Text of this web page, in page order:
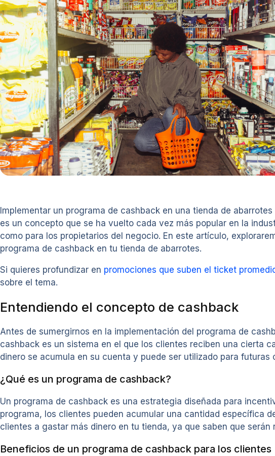
Implementar un programa de cashback en una tienda de
es un concepto que se ha vuelto cada vez más popular en la
como para los propietarios del negocio. En este artículo,
programa de cashback en tu tienda de abarrotes.
Si quieres profundizar en promociones que suben el ticket
sobre el tema.
Entendiendo el concepto de cashback
Antes de sumergirnos en la implementación del programa de
cashback es un sistema en el que los clientes reciben una cierta
dinero se acumula en su cuenta y puede ser utilizado para futuras
¿Qué es un programa de cashback?
Un programa de cashback es una estrategia diseñada para
programa, los clientes pueden acumular una cantidad específica
clientes a gastar más dinero en tu tienda, ya que saben que serán
Beneficios de un programa de cashback para los clientes